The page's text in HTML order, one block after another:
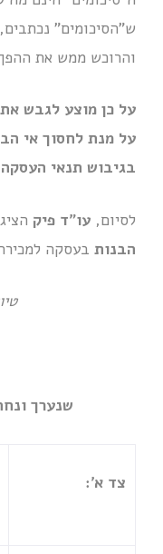
ש"הסיכומים"
והרוכש ממש את
על כן מוצע לגבש
על מנת לחסוך אי
בגיבוש תנאי העסקה
לסיום, עו"ד פיק
הבנות בעסקה
שנערך
צד א':